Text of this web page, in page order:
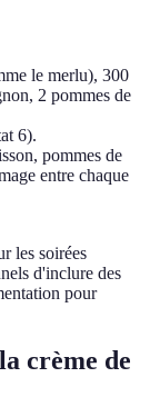
le merlu), 300
2 pommes de
6).
pommes de
entre chaque
les soirées
d'inclure des
pour
crème de